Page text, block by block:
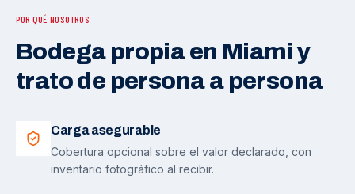
POR QUÉ NOSOTROS
Bodega propia en Miami y
trato de persona a persona
Carga asegurable
Cobertura opcional sobre el valor declarado, con
inventario fotográfico al recibir.